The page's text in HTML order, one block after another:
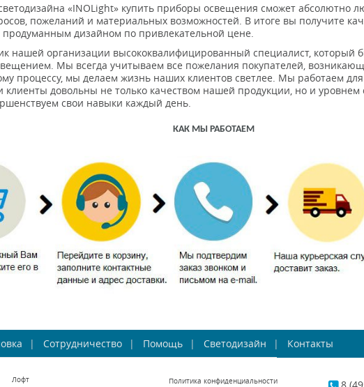
«INOLight» купить приборы освещения сможет абсолютно
пожеланий и материальных возможностей. В итоге вы получите
дизайном по привлекательной цене.
нашей организации высококвалифицированный специалист, который
Мы всегда учитываем все пожелания покупателей,
процессу, мы делаем жизнь наших клиентов светлее. Мы работаем
клиенты довольны не только качеством нашей продукции, но и
свои навыки каждый день.
КАК МЫ РАБОТАЕМ
Сотрудничество Помощь Светодизайн Контакты
Лофт Политика конфиденциальности 8